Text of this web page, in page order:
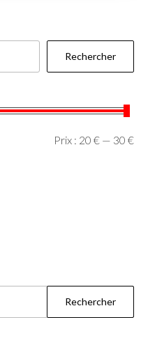
Rechercher
Prix : 20 € — 30 €